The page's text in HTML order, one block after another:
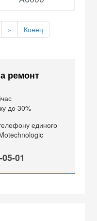
» Конец
ремонт
до 30%
единого
01